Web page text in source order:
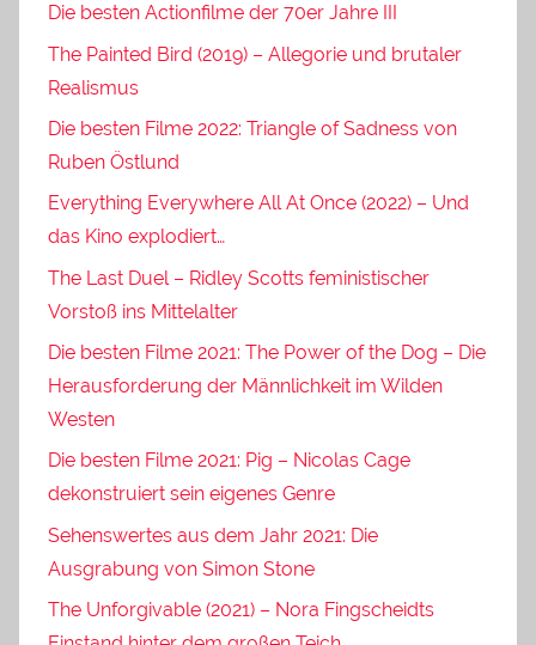
Die besten Actionfilme der 70er Jahre III
The Painted Bird (2019) – Allegorie und brutaler
Realismus
Die besten Filme 2022: Triangle of Sadness von
Ruben Östlund
Everything Everywhere All At Once (2022) – Und
das Kino explodiert…
The Last Duel – Ridley Scotts feministischer
Vorstoß ins Mittelalter
Die besten Filme 2021: The Power of the Dog – Die
Herausforderung der Männlichkeit im Wilden
Westen
Die besten Filme 2021: Pig – Nicolas Cage
dekonstruiert sein eigenes Genre
Sehenswertes aus dem Jahr 2021: Die
Ausgrabung von Simon Stone
The Unforgivable (2021) – Nora Fingscheidts